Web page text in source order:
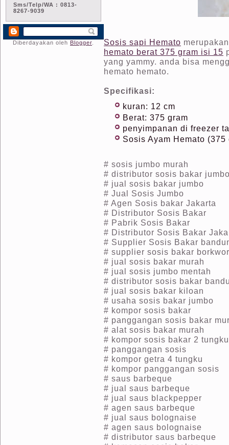
Sms/Telp/WA : 0813-
8267-9039
Diberdayakan oleh Blogger Sosis sapi Hemato
hemato berat 375 gram isi 15
yang yammy. anda bisa
hemato hemato.
Specifikasi:
kuran: 12 cm
Berat: 375 gram
penyimpanan di freezer
Sosis Ayam Hemato
# sosis jumbo murah
# distributor sosis bakar
# jual sosis bakar jumbo
# Jual Sosis Jumbo
# Agen Sosis bakar Jakarta
# Distributor Sosis Bakar
# Pabrik Sosis Bakar
# Distributor Sosis Bakar
# Supplier Sosis Bakar
# supplier sosis bakar
# jual sosis bakar murah
# jual sosis jumbo mentah
# distributor sosis bakar
# jual sosis bakar kiloan
# usaha sosis bakar jumbo
# kompor sosis bakar
# panggangan sosis bakar
# alat sosis bakar murah
# kompor sosis bakar 2 tungku
# panggangan sosis
# kompor getra 4 tungku
# kompor panggangan sosis
# saus barbeque
# jual saus barbeque
# jual saus blackpepper
# agen saus barbeque
# jual saus bolognaise
# agen saus bolognaise
# distributor saus barbeque